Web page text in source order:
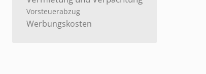
Vorsteuerabzug
Werbungskosten